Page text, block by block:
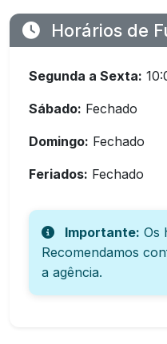
Horários de
Segunda a Sexta:
Sábado: Fechado
Domingo: Fechado
Feriados: Fechado
Importante: Os
Recomendamos
a agência.